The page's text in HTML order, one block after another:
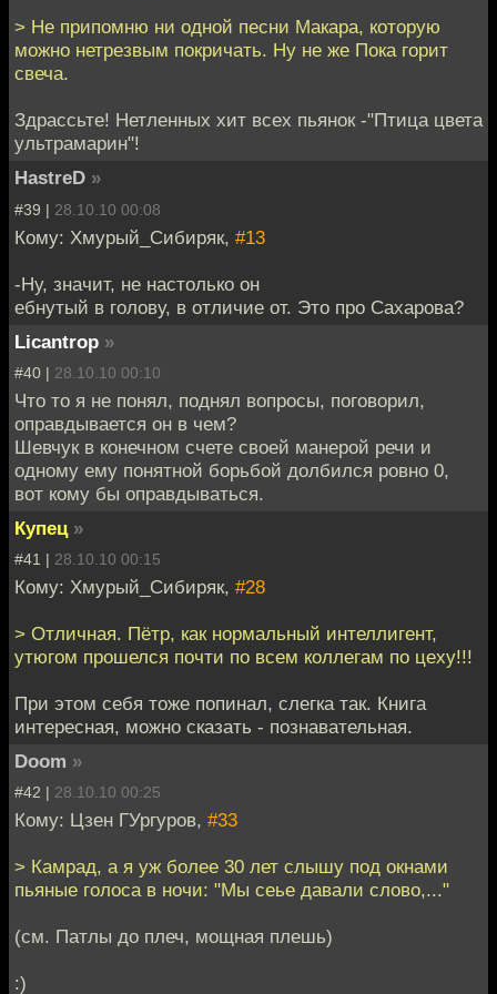
> Не припомню ни одной песни Макара, которую
можно нетрезвым покричать. Ну не же Пока горит
свеча.
Здрассьте! Нетленных хит всех пьянок -"Птица цвета
ультрамарин"!
HastreD »
#39 | 28.10.10 00:08
Кому: Хмурый_Сибиряк, #13
-Ну, значит, не настолько он
ебнутый в голову, в отличие от. Это про Сaхaровa?
Licantrop »
#40 | 28.10.10 00:10
Что то я не понял, поднял вопросы, поговорил,
оправдывается он в чем?
Шевчук в конечном счете своей манерой речи и
одному ему понятной борьбой долбился ровно 0,
вот кому бы оправдываться.
Купец »
#41 | 28.10.10 00:15
Кому: Хмурый_Сибиряк, #28
> Отличная. Пётр, как нормальный интеллигент,
утюгом прошелся почти по всем коллегам по цеху!!!
При этом себя тоже попинал, слегка так. Книга
интересная, можно сказать - познавательная.
Doom »
#42 | 28.10.10 00:25
Кому: Цзен ГУргуров, #33
> Камрад, а я уж более 30 лет слышу под окнами
пьяные голоса в ночи: "Мы сеье давали слово,..."
(см. Патлы до плеч, мощная плешь)
:)